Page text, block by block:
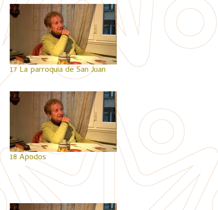
17 La parroquia de San Juan
18 Apodos